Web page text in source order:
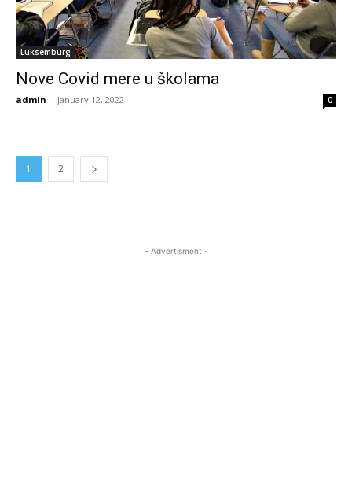
Luksemburg
Nove Covid mere u školama
admin - January 12, 2022 0
1 2
- Advertisment -